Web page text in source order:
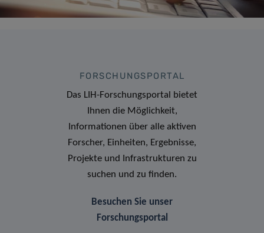
FORSCHUNGSPORTAL
Das LIH-Forschungsportal bietet
Ihnen die Möglichkeit,
Informationen über alle aktiven
Forscher, Einheiten, Ergebnisse,
Projekte und Infrastrukturen zu
suchen und zu finden.
Besuchen Sie unser
Forschungsportal